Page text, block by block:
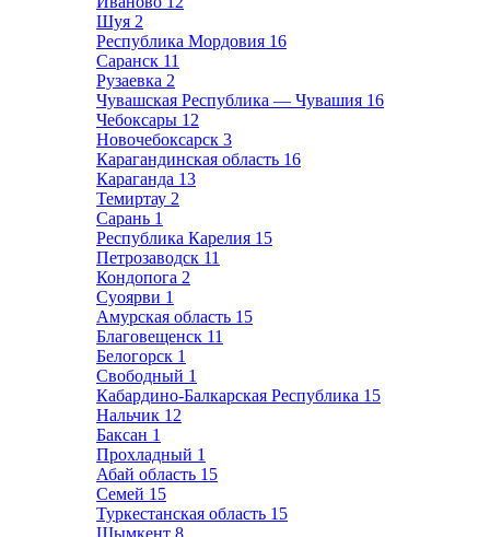
Шуя 2
Республика Мордовия 16
Саранск 11
Рузаевка 2
Чувашская Республика — Чувашия 16
Чебоксары 12
Новочебоксарск 3
Карагандинская область 16
Караганда 13
Темиртау 2
Сарань 1
Республика Карелия 15
Петрозаводск 11
Кондопога 2
Суоярви 1
Амурская область 15
Благовещенск 11
Белогорск 1
Свободный 1
Кабардино-Балкарская Республика 15
Нальчик 12
Баксан 1
Прохладный 1
Абай область 15
Семей 15
Туркестанская область 15
Шымкент 8